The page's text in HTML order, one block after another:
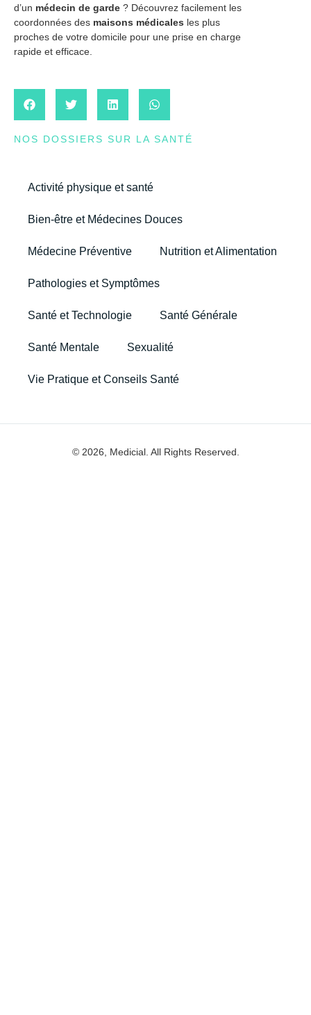
d’un médecin de garde ? Découvrez facilement les
coordonnées des maisons médicales les plus
proches de votre domicile pour une prise en charge
rapide et efficace.
NOS DOSSIERS SUR LA SANTÉ
Activité physique et santé
Bien-être et Médecines Douces
Médecine Préventive Nutrition et Alimentation
Pathologies et Symptômes
Santé et Technologie Santé Générale
Santé Mentale Sexualité
Vie Pratique et Conseils Santé
© 2026, Medicial. All Rights Reserved.